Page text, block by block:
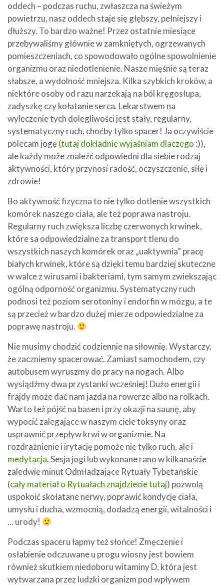
oddech – podczas ruchu, zwłaszcza na świeżym
powietrzu, nasz oddech staje się głębszy, pełniejszy i
dłuższy. To bardzo ważne! Przez ostatnie miesiące
przebywaliśmy głównie w zamkniętych, ogrzewanych
pomieszczeniach, co spowodowało ogólne spowolnienie
organizmu oraz niedotlenienie. Nasze mięśnie są teraz
słabsze, a wydolność mniejsza. Kilka szybkich kroków, a
niektóre osoby od razu narzekają na ból kręgosłupa,
zadyszkę czy kołatanie serca. Lekarstwem na
wyleczenie tych dolegliwości jest stały, regularny,
systematyczny ruch, choćby tylko spacer! Ja oczywiście
polecam jogę(tutaj dokładnie wyjaśniam dlaczego :)),
ale każdy może znaleźć odpowiedni dla siebie rodzaj
aktywności, który przynosi radość, oczyszczenie, siłę i
zdrowie!
Bo aktywność fizyczna to nie tylko dotlenie wszystkich
komórek naszego ciała, ale też poprawa nastroju.
Regularny ruch zwiększa liczbę czerwonych krwinek,
które sa odpowiedzialne za transport tlenu do
wszystkich naszych komórek oraz „uaktywnia” pracę
białych krwinek, które są dzięki temu bardziej skuteczne
w walce z wirusami i bakteriami, tym samym zwiekszając
ogólną odporność organizmu. Systematyczny ruch
podnosi też poziom serotoniny i endorfin w mózgu, a te
są przecież w bardzo dużej mierze odpowiedzialne za
poprawę nastroju.
Nie musimy chodzić codziennie na siłownię. Wystarczy,
że zaczniemy spacerować. Zamiast samochodem, czy
autobusem wyruszmy do pracy na nogach. Albo
wysiądźmy dwa przystanki wcześniej! Dużo energii i
frajdy może dać nam jazda na rowerze albo na rolkach.
Warto też pójść na basen i przy okazji na saunę, aby
wypocić zalegające w naszym ciele toksyny oraz
usprawnić przepływ krwi w organizmie. Na
rozdrażnienie i irytację pomoże nie tylko ruch, ale i
medytacja. Sesja jogi lub wykonane rano w kilkanaście
zaledwie minut Odmładzające Rytuały Tybetańskie
(cały materiał o Rytuałach znajdziecie tutaj) pozwolą
uspokoić skołatane nerwy, poprawić kondycję ciała,
umysłu i ducha, wzmocnią, dodadzą energii, witalności i
… urody!
Podczas spaceru łapmy też słońce! Zmęczenie i
osłabienie odczuwane u progu wiosny jest bowiem
również skutkiem niedoboru witaminy D, która jest
wytwarzana przez ludzki organizm pod wpływem